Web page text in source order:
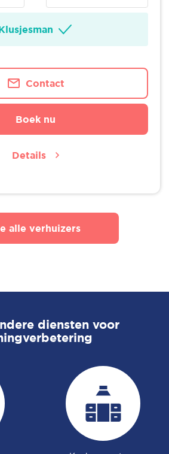
Contact
Boek nu
Details
alle verhuizers
diensten voor